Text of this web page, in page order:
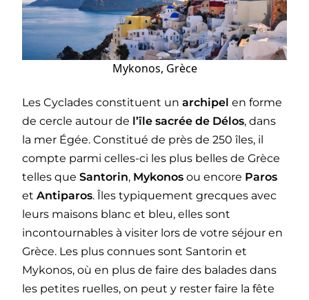
Mykonos, Grèce
Les Cyclades constituent un archipel en forme
de cercle autour de l’île sacrée de Délos, dans
la mer Égée. Constitué de près de 250 îles, il
compte parmi celles-ci les plus belles de Grèce
telles que Santorin, Mykonos ou encore Paros
et Antiparos. Îles typiquement grecques avec
leurs maisons blanc et bleu, elles sont
incontournables à visiter lors de votre séjour en
Grèce. Les plus connues sont Santorin et
Mykonos, où en plus de faire des balades dans
les petites ruelles, on peut y rester faire la fête